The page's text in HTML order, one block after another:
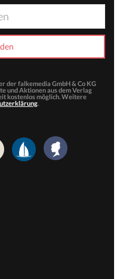
der falkemedia GmbH & Co KG
und Aktionen aus dem Verlag
kostenlos möglich. Weitere
.